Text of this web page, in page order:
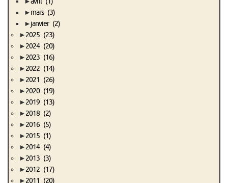
►mars (3)
►janvier (2)
►2025 (23)
►2024 (20)
►2023 (16)
►2022 (14)
►2021 (26)
►2020 (19)
►2019 (13)
►2018 (2)
►2016 (5)
►2015 (1)
►2014 (4)
►2013 (3)
►2012 (17)
►2011 (20)